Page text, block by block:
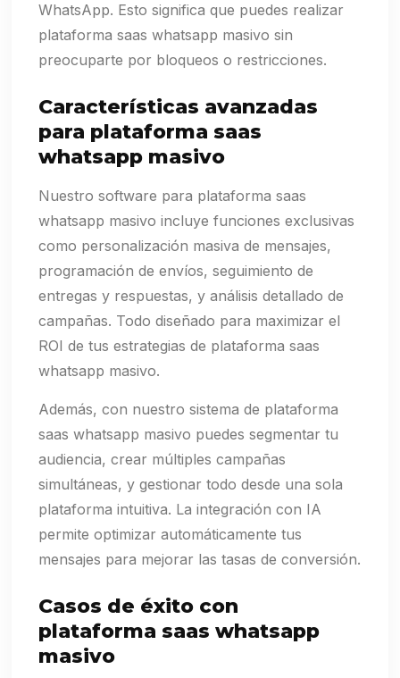
WhatsApp. Esto significa que puedes realizar
plataforma saas whatsapp masivo sin
preocuparte por bloqueos o restricciones.
Características avanzadas
para plataforma saas
whatsapp masivo
Nuestro software para plataforma saas
whatsapp masivo incluye funciones exclusivas
como personalización masiva de mensajes,
programación de envíos, seguimiento de
entregas y respuestas, y análisis detallado de
campañas. Todo diseñado para maximizar el
ROI de tus estrategias de plataforma saas
whatsapp masivo.
Además, con nuestro sistema de plataforma
saas whatsapp masivo puedes segmentar tu
audiencia, crear múltiples campañas
simultáneas, y gestionar todo desde una sola
plataforma intuitiva. La integración con IA
permite optimizar automáticamente tus
mensajes para mejorar las tasas de conversión.
Casos de éxito con
plataforma saas whatsapp
masivo